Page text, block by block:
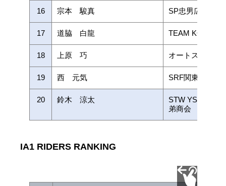
16 宗本 駿真 SP忠男広島
17 道脇 白龍 TEAM
18 上原 巧 オートスポーツ
19 西 元気 SRF関東オート
20 鈴木 涼太
STW YSP浜北
弟商会
IA1 RIDERS RANKING